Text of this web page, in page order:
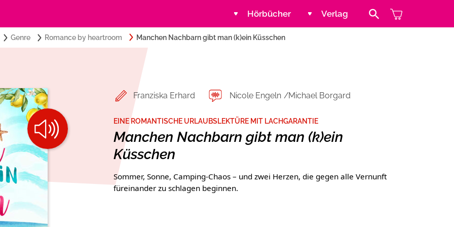
Hörbücher
Belletristik
Romance by heartroom
Krimi und Thriller
Ratgeber und Sachbuch Reihen
Verlag
Über USM Audio
Presse
Autorinnen und Autoren
Suchbegriff eingeben:
Search
Search Button
Genre
Romance by heartroom Manchen Nachbarn gibt man (k)ein Küsschen
Franziska Erhard Nicole Engeln Michael Borgard
EINE ROMANTISCHE URLAUBSLEKTÜRE MIT LACHGARANTIE
Manchen Nachbarn gibt man (k)ein
Küsschen
Sommer, Sonne, Camping-Chaos – und zwei Herzen, die gegen alle Vernunft
füreinander zu schlagen beginnen.